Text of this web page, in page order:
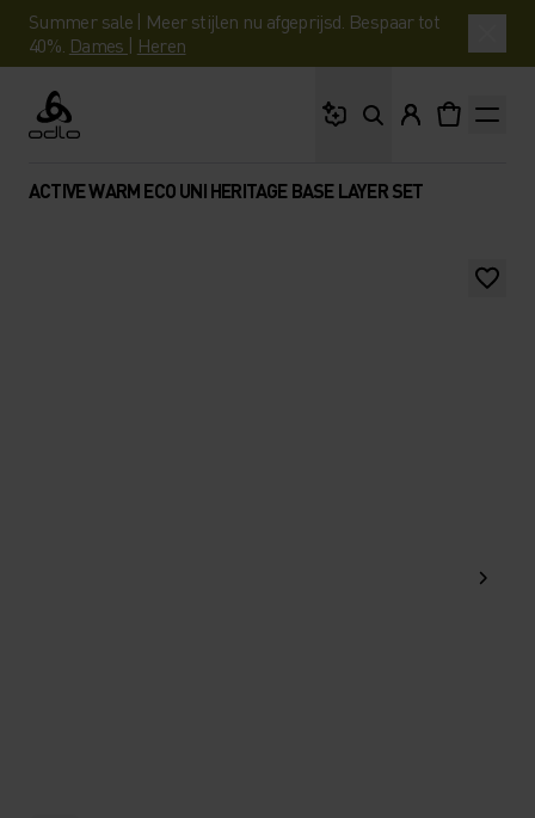
Summer sale | Meer stijlen nu afgeprijsd. Bespaar tot
40%. Dames | Heren
Odlo
ACTIVE WARM ECO UNI HERITAGE BASE LAYER SET